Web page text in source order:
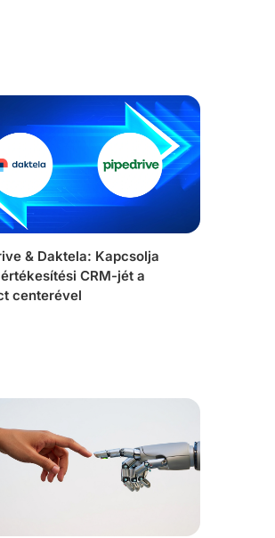
& Daktela: Kapcsolja
CRM-jét a
centerével